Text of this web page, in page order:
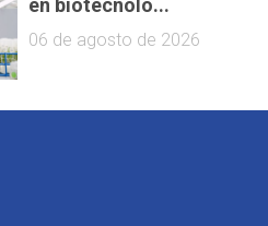
en biotecnolo...
06 de agosto de 2026